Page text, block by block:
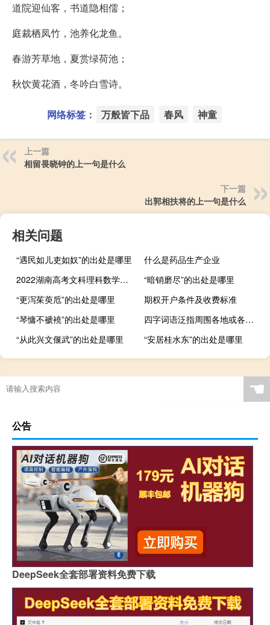
道院迎仙客，书道隐相儒；
庭裁栖凤竹，池养化龙鱼。
春游芳草地，夏赏绿荷池；
秋饮黄花酒，冬吟白雪诗。
网络标签： 万般皆下品 春风 神童
上一篇
相留畏晓钟的上一句是什么
下一篇
出郭相扶将的上一句是什么
相关问题
“遇民如儿吏如奴”的出处是哪里
什么是药品生产企业
2022湖南高考文科理科数学一样吗 2022高考数学新高考1卷
“暗销磨尽”的出处是哪里
“更泻茱萸卮”的出处是哪里
期权开户条件及收费标准
“琴慵不褫襓”的出处是哪里
四字词语泛指周围各地或各个地方
“从此兴文偃武”的出处是哪里
“安居桂水东”的出处是哪里
☚
公告
DeepSeek全套部署资料免费下载